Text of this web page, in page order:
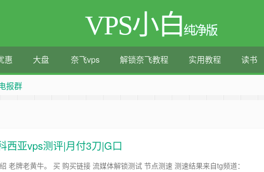
VPS小白纯净版
惠 大盘 奈飞vps 解锁奈飞教程 实用教程 读书
报群
西亚vps测评|月付3刀|G口
老牌老黄牛。 买 购买链接 流媒体解锁测试 节点测速 测速结果来自tg频道：